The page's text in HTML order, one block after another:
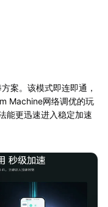
案。该模式即连即通，
Machine网络调优的玩
能更迅速进入稳定加速